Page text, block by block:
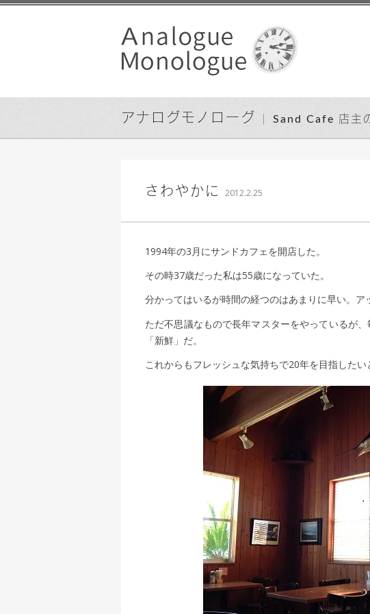
アナログモノローグ Sand Cafe 店主
さわやかに 2012.2.25
1994年の3月にサンドカフェを開店した。
その時37歳だった私は55歳になっていた。
分かってはいるが時間の経つのはあまりに早い。ア
ただ不思議なもので長年マスターをやっているが
「新鮮」だ。
これからもフレッシュな気持ちで20年を目指したい